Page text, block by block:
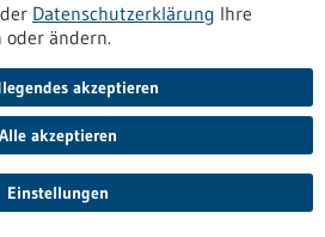
direkt beim Eingriff
Halsbereich sicher zu entfernen,
krankem und gesundem Gewebe
Datenschutzerklärung Ihre
ändern.
akzeptieren
Alle akzeptieren
Einstellungen